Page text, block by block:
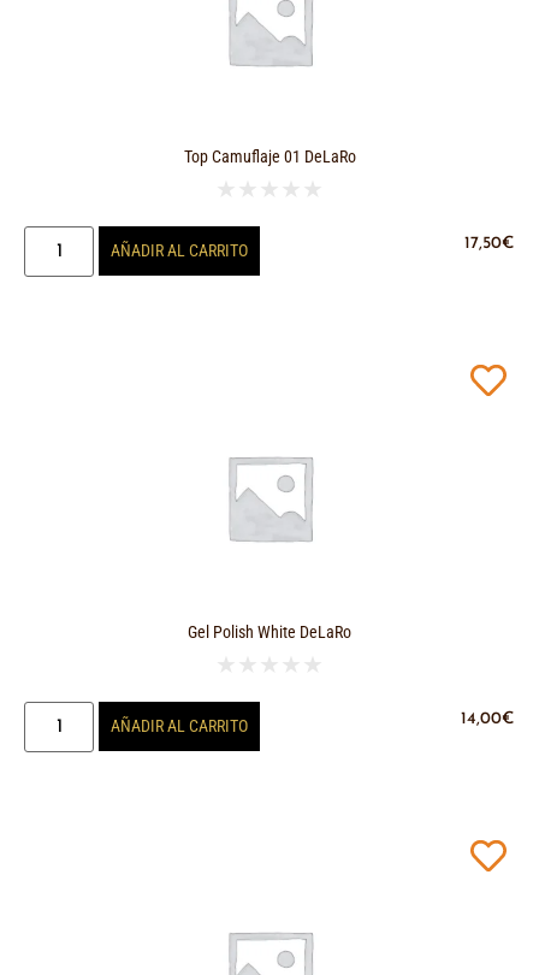
Top Camuflaje 01 DeLaRo
★ ★ ★ ★ ★
17,50€
AÑADIR AL CARRITO
Gel Polish White DeLaRo
★ ★ ★ ★ ★
14,00€
AÑADIR AL CARRITO